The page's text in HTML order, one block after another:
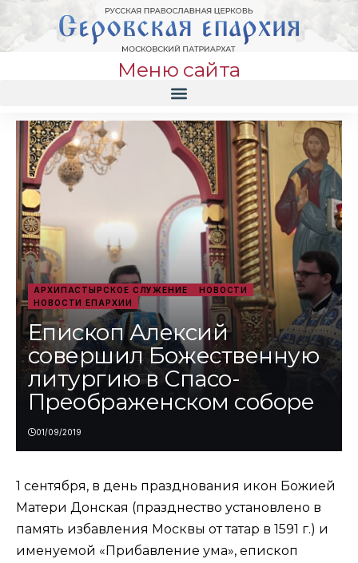
Меню сайта
АРХИПАСТЫРСКОЕ СЛУЖЕНИЕ
НОВОСТИ
НОВОСТИ ЕПАРХИИ
Епископ Алексий
совершил Божественную
литургию в Спасо-
Преображенском соборе
01/09/2019
1 сентября, в день празднования икон Божией
Матери Донская (празднество установлено в
память избавления Москвы от татар в 1591 г.) и
именуемой «Прибавление ума», епископ